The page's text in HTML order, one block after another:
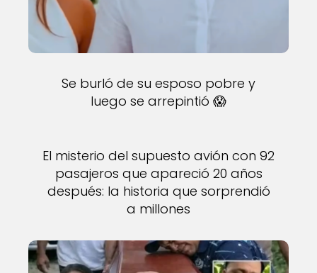
Se burló de su esposo pobre y
luego se arrepintió 😱
El misterio del supuesto avión con 92
pasajeros que apareció 20 años
después: la historia que sorprendió
a millones